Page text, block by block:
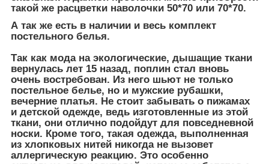
такой же расцветки наволочки 50*70 или 70*70.
А так же есть в наличии и весь комплект
постельного белья.
Так как мода на экологические, дышащие ткани
вернулась лет 15 назад, поплин стал вновь
очень востребован. Из него шьют не только
постельное белье, но и мужские рубашки,
вечерние платья. Не стоит забывать о пижамах
и детской одежде, ведь изготовленные из этой
ткани, они отлично подойдут для повседневной
носки. Кроме того, такая одежда, выполненная
из хлопковых нитей никогда не вызовет
аллергическую реакцию. Это особенно